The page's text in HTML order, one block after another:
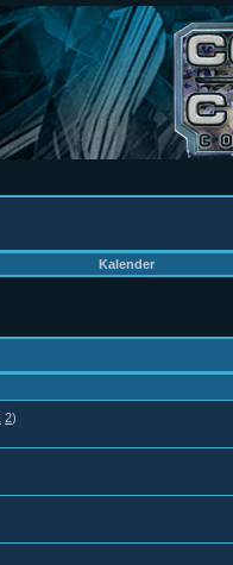
Kalender
2)